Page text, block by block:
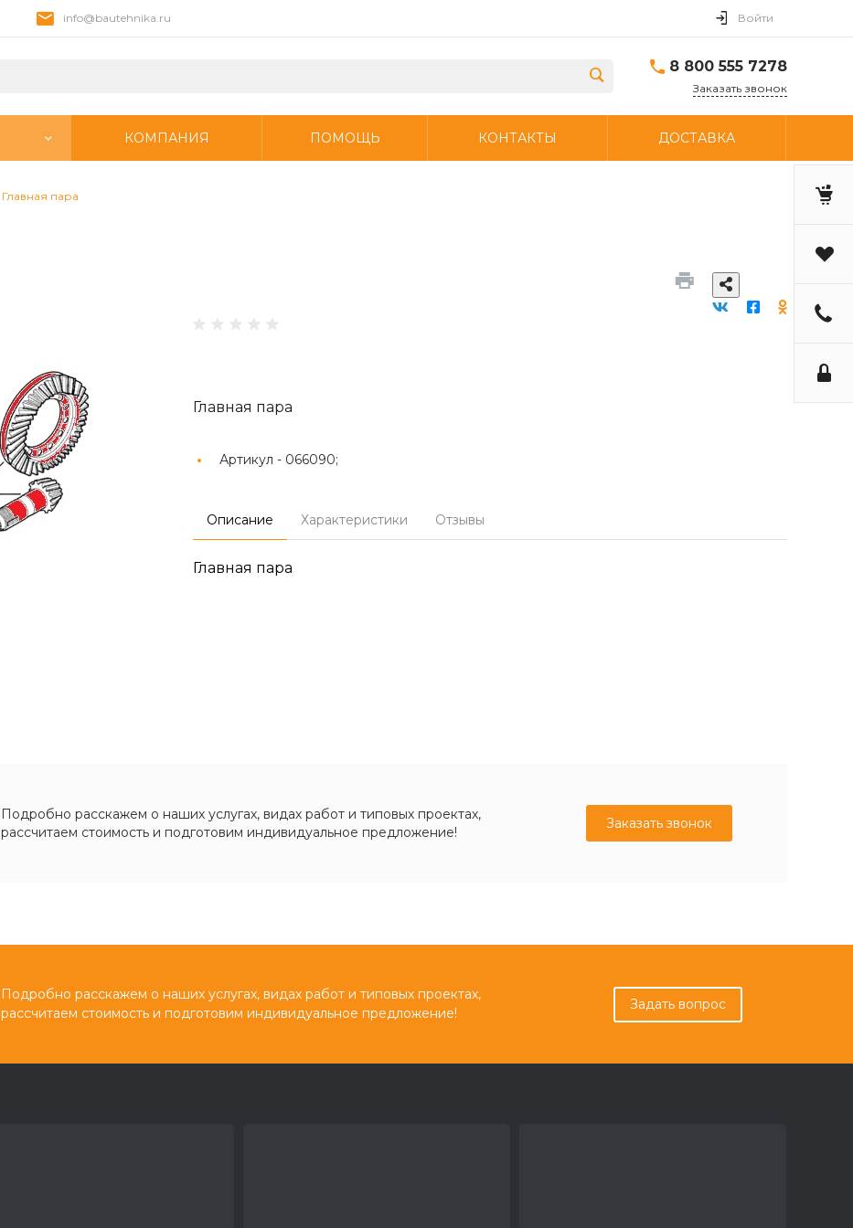
info@bautehnika.ru Войти
8 800 555 7278
Заказать звонок
КОМПАНИЯ ПОМОЩЬ КОНТАКТЫ ДОСТАВКА
Главная пара
Главная пара
Артикул - 066090;
Описание Характеристики Отзывы
Главная пара
Подробно расскажем о наших услугах, видах работ и типовых проектах,
рассчитаем стоимость и подготовим индивидуальное предложение!
Заказать звонок
Подробно расскажем о наших услугах, видах работ и типовых проектах,
рассчитаем стоимость и подготовим индивидуальное предложение!
Задать вопрос